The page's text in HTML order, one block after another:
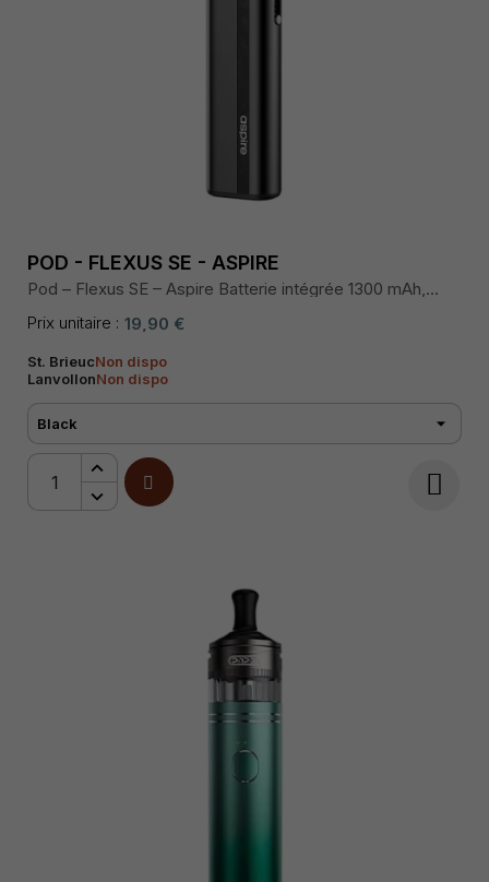
POD - FLEXUS SE - ASPIRE
Pod – Flexus SE – Aspire Batterie intégrée 1300 mAh,
rechargement rapide USB-C 3A, cartouche 3 mL avec
remplissage latéral, résistances AF Mesh 0,6 Ω / 1,0 Ω.
Prix unitaire : 19,90 €
St. BrieucNon dispo
LanvollonNon dispo